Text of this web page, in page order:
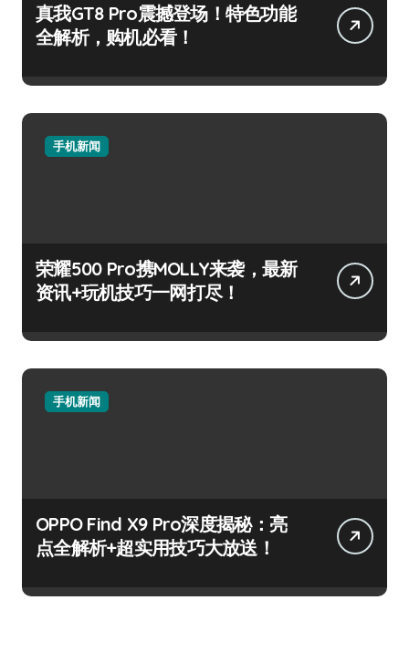
真我GT8 Pro震撼登场！特色功能
全解析，购机必看！
手机新闻
荣耀500 Pro携MOLLY来袭，最新
资讯+玩机技巧一网打尽！
手机新闻
OPPO Find X9 Pro深度揭秘：亮
点全解析+超实用技巧大放送！